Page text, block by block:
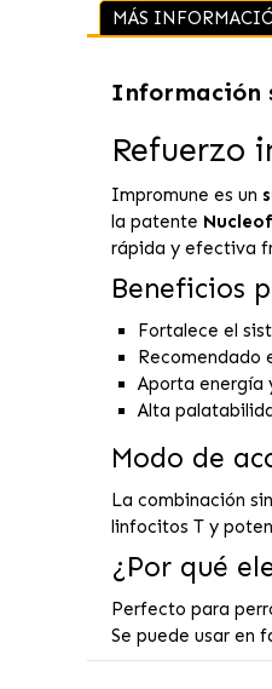
MÁS
Información
Refuerzo
Impromune es un
la patente
rápida y efectiva
Beneficios
Fortalece el
Recomendado
Aporta energía
Alta
Modo de
La combinación
linfocitos T y
¿Por qué
Perfecto para
Se puede usar en